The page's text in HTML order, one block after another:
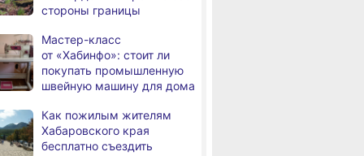
наносят слоганы
В Николаевске-на-Амуре
появится «умная»
спортивная площадка
Федеральный эксперт
высоко оценил спортивную
инфраструктуру
стороны границы
Мастер-класс
от «Хабинфо»: стоит ли
покупать промышленную
швейную машину для дома
Как пожилым жителям
Хабаровского края
бесплатно съездить